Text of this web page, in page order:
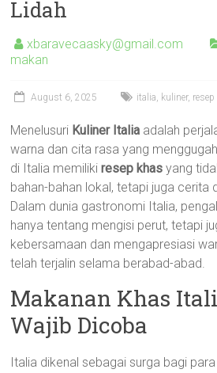
Lidah
xbaravecaasky@gmail.com
makan
August 6, 2025 italia, kuliner, resep
Menelusuri Kuliner Italia adalah
warna dan cita rasa yang
di Italia memilikiresep khas yang
bahan-bahan lokal, tetapi juga cerita
Dalam dunia gastronomi Italia,
hanya tentang mengisi perut, tetapi
kebersamaan dan mengapresiasi
telah terjalin selama berabad-abad.
Makanan Khas
Wajib Dicoba
Italia dikenal sebagai surga bagi